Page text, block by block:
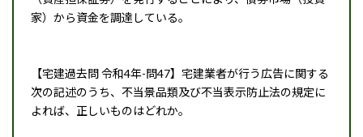
家）から資金を調達している。
【宅建過去問 令和4年-問47】宅建業者が行う広告に関する
次の記述のうち、不当景品類及び不当表示防止法の規定に
よれば、正しいものはどれか。